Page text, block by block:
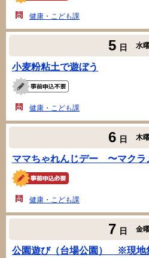
健康・こども課
5 日 水
小麦粉粘土で遊ぼう
健康・こども課
6 日 木
ママちゃれんじデー 〜マクラ
健康・こども課
7 日 金
公園遊び（台場公園） ※現地